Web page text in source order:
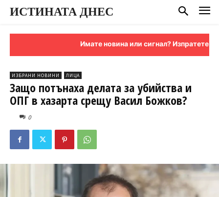
ИСТИНАТА ДНЕС
Имате новина или сигнал? Изпратете ни я
ИЗБРАНИ НОВИНИ ЛИЦА
Защо потънаха делата за убийства и
ОПГ в хазарта срещу Васил Божков?
0